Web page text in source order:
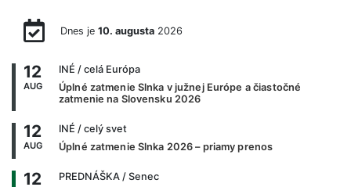
Dnes je 10. augusta2026
12
AUG
INÉ / celá Európa
Úplné zatmenie Slnka v južnej Európe a čiastočné
zatmenie na Slovensku 2026
12
AUG
INÉ / celý svet
Úplné zatmenie Slnka 2026 – priamy prenos
12 PREDNÁŠKA / Senec